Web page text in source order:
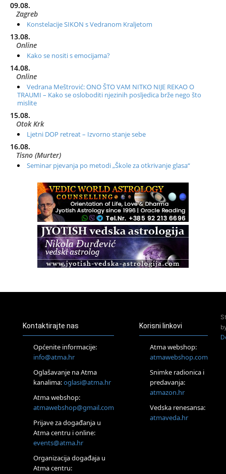
09.08.
Zagreb
Konstelacije SIKON s Vedranom Kraljetom
13.08.
Online
Kako se nositi s emocijama?
14.08.
Online
Vedrana Meštrović: ONO ŠTO VAM NITKO NIJE REKAO O
TRAUMI – Kako se osloboditi njezinih posljedica brže nego što
mislite
15.08.
Otok Krk
Ljetni DOP retreat – Izvorno stanje sebe
16.08.
Tisno (Murter)
Seminar pjevanja po metodi „Škole za otkrivanje glasa“
Radionica: Pomagači iz drugih dimenzija Online – otvoreno za
Zagreb+Online
Osnovni ThetaHealing® tečaj, Zagreb i Online
Access BARS®, otpusti stres
Pjesma srca / Zagreb
Tečaj Višeg Vodstva, razvijanja intuicije i Akaša zapisa
Online
Postanite Nositelj Vibracije Nove Zemlje
Visoko
Alemka Dauskardt – Jednodnevna radionica sistemskih
konstelacija
Zagreb
HOD PO ŽERAVICI – Seminar koji mijenja tijelo, duh i um
SoulFest – Festival glazbe, mudrosti i zajedništva
Kontaktirajte nas
Općenite informacije:
info@atma.hr
Oglašavanje na Atma
kanalima:oglasi@atma.hr
Atma webshop:
atmawebshop@gmail.com
Prijave za događanja u
Atma centru i online:
events@atma.hr
Organizacija događaja u
Atma centru:
Korisni linkovi
Atma webshop:
atmawebshop.com
Snimke radionica i
predavanja:
atmazon.hr
Vedska renesansa:
atmaveda.hr